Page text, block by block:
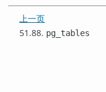
上一页
51.88. pg_tables